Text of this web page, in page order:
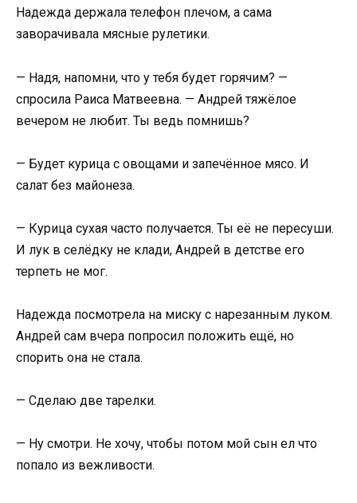
Надежда держала телефон плечом, а сама
заворачивала мясные рулетики.
— Надя, напомни, что у тебя будет горячим? —
спросила Раиса Матвеевна. — Андрей тяжёлое
вечером не любит. Ты ведь помнишь?
— Будет курица с овощами и запечённое мясо. И
салат без майонеза.
— Курица сухая часто получается. Ты её не пересуши.
И лук в селёдку не клади, Андрей в детстве его
терпеть не мог.
Надежда посмотрела на миску с нарезанным луком.
Андрей сам вчера попросил положить ещё, но
спорить она не стала.
— Сделаю две тарелки.
— Ну смотри. Не хочу, чтобы потом мой сын ел что
попало из вежливости.